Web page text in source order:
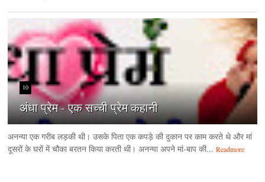
10
अंधा प्रेम - एक सच्ची प्रेम कहानी
अनन्या एक गरीब लड़की थी। उसके पिता एक कपड़े की दुकान पर काम करते थे और मां
दूसरों के घरों में चौका बरतन किया करती थी। अनन्या अपने मां-बाप की... Readmore